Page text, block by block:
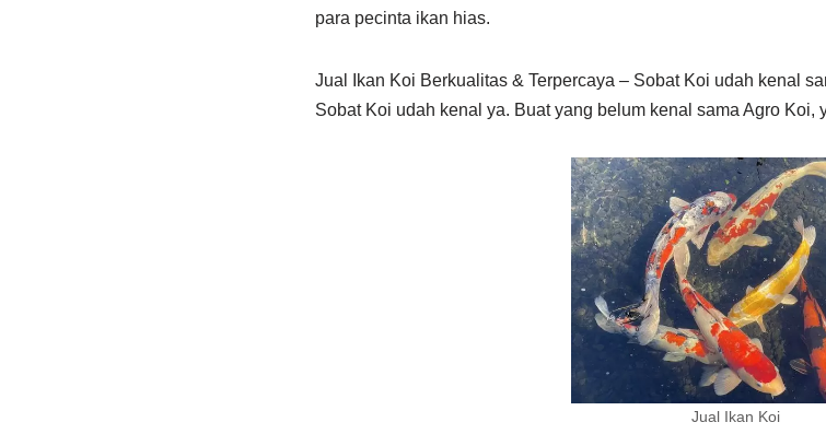
para pecinta ikan hias.
Jual Ikan Koi Berkualitas & Terpercaya – Sobat Koi udah kenal
Sobat Koi udah kenal ya. Buat yang belum kenal sama Agro Koi,
Jual Ikan Koi